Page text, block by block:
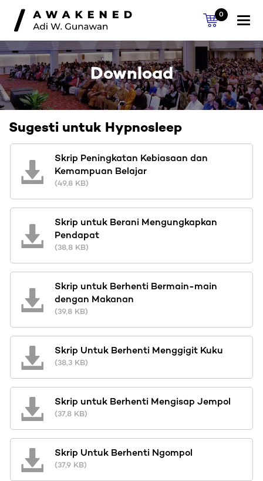
0
Download
Sugesti untuk Hypnosleep
Skrip Peningkatan Kebiasaan dan
Kemampuan Belajar
(49,8 KB)
Skrip untuk Berani Mengungkapkan
Pendapat
(38,8 KB)
Skrip untuk Berhenti Bermain-main
dengan Makanan
(39,8 KB)
Skrip Untuk Berhenti Menggigit Kuku
(38,3 KB)
Skrip untuk Berhenti Mengisap Jempol
(37,8 KB)
Skrip Untuk Berhenti Ngompol
(37,9 KB)